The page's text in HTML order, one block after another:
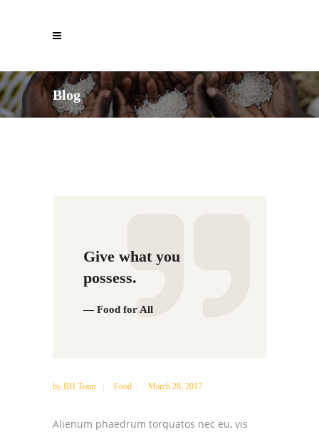
Blog
Give what you
possess.
— Food for All
by BH Team Food March 28, 2017
Alienum phaedrum torquatos nec eu, vis